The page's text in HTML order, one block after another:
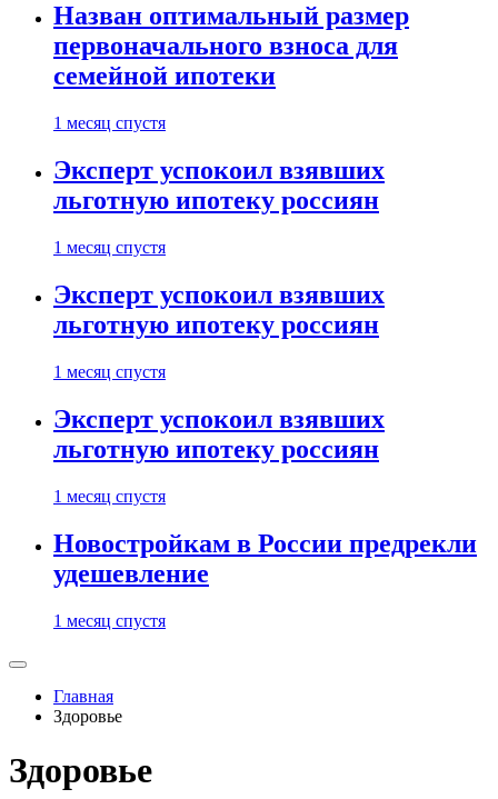
Назван оптимальный размер
первоначального взноса для
семейной ипотеки
1 месяц спустя
Эксперт успокоил взявших
льготную ипотеку россиян
1 месяц спустя
Эксперт успокоил взявших
льготную ипотеку россиян
1 месяц спустя
Эксперт успокоил взявших
льготную ипотеку россиян
1 месяц спустя
Новостройкам в России предрекли
удешевление
1 месяц спустя
Главная
Здоровье
Здоровье